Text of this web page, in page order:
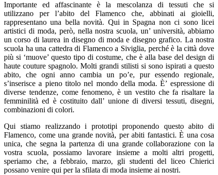
Importante ed affascinante è la mescolanza di tessuti che si
utilizzano per l’abito del Flamenco che, abbinati ai gioielli,
rappresentano una bella novità. Qui in Spagna non ci sono licei
artistici di moda, però, nella nostra scuola, un’ università, abbiamo
un corso di laurea in disegno di moda e disegno grafico. La nostra
scuola ha una cattedra di Flamenco a Siviglia, perché è la città dove
più si ‘muove’ questo tipo di costume, che è alla base del design di
haute couture spagnolo. Molti grandi stilisti si sono ispirati a questo
abito, che ogni anno cambia un po’e, pur essendo regionale,
s’inserisce a pieno titolo nel mondo della moda. È’ espressione di
diverse tendenze, come fenomeno, è un vestito che fa risaltare la
femminilità ed è costituito dall’ unione di diversi tessuti, disegni,
combinazioni di colori.
Qui stiamo realizzando i prototipi proponendo questo abito di
Flamenco, come una grande novità, per abiti fantastici. È una cosa
unica, che segna la partenza di una grande collaborazione con la
vostra scuola, possiamo lavorare insieme a molti altri progetti,
speriamo che, a febbraio, marzo, gli studenti del liceo Chierici
possano venire qui per la sfilata di moda insieme ai nostri.